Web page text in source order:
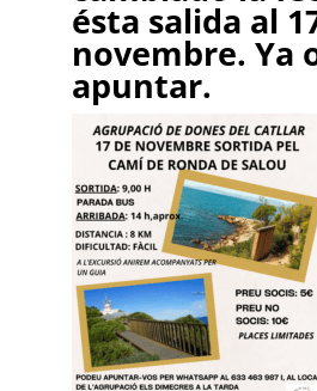
ésta salida al
novembre. Ya
apuntar.